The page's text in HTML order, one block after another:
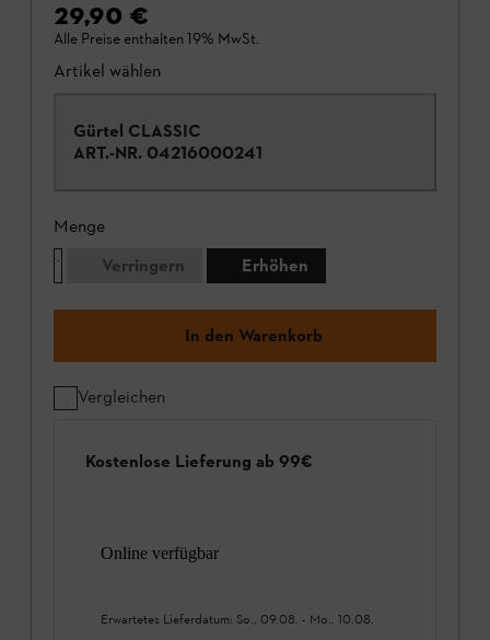
29,90 €
Alle Preise enthalten 19% MwSt.
Artikel wählen
Gürtel CLASSIC
ART.-NR. 04216000241
Menge
Verringern
Erhöhen
In den Warenkorb
Vergleichen
Kostenlose Lieferung ab 99€
Online verfügbar
Erwartetes Lieferdatum: So., 09.08. - Mo., 10.08.